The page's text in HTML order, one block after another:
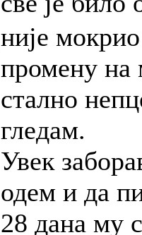
није
промену на
стално
гледам.
Увек
одем и да
28 дана му